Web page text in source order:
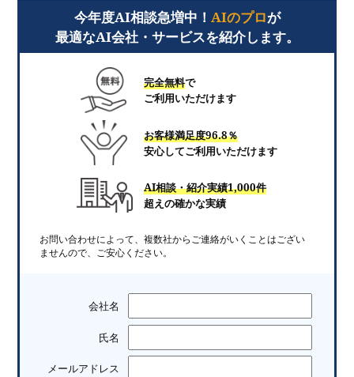
今年度AI相談急増中！ AIのプロが
最適なAI会社・サービスを紹介します。
完全無料で
ご利用いただけます
お客様満足度96.8％
安心してご利用いただけます
AI相談・紹介実績1,000件
超えの確かな実績
お問い合わせによって、複数社からご連絡がいくことはござい
ませんので、ご安心ください。
会社名
氏名
メールアドレス